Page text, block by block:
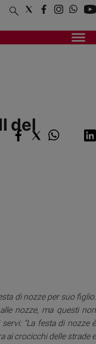
del
di nozze per suo figlio.
nozze, ma questi non
“La festa di nozze è
ai crocicchi delle strade e